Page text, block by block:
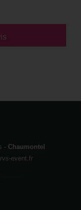
- Chaumontel
event.fr